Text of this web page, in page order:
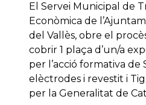
El Servei Municipal de
Econòmica de
del Vallès, obre el
cobrir 1 plaça d’un/a
per l’acció formativa de
elèctrodes i revestit i
per la Generalitat de